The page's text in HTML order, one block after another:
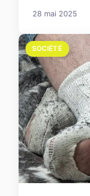
28 mai 2025
SOCIÉTÉ